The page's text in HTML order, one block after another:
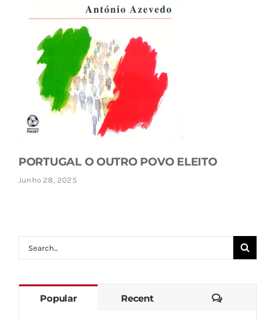
PORTUGAL O OUTRO POVO ELEITO
Junho 28, 2025
Search
Popular Recent Comments